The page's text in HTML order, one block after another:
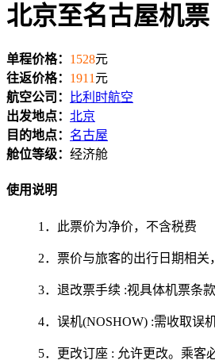
北京至名古屋机票
单程价格： 1528元
往返价格： 1911 元
航空公司：
比利时航空
出发地点： 北京
目的地点： 名古屋
舱位等级： 经济舱
使用说明
1．此票价为净价，不含税费
2．票价与旅客的出行日期相关
3．退改票手续 :视具体机票条
4．误机(NOSHOW) :需收取误
5．更改订座 : 允许更改。乘客